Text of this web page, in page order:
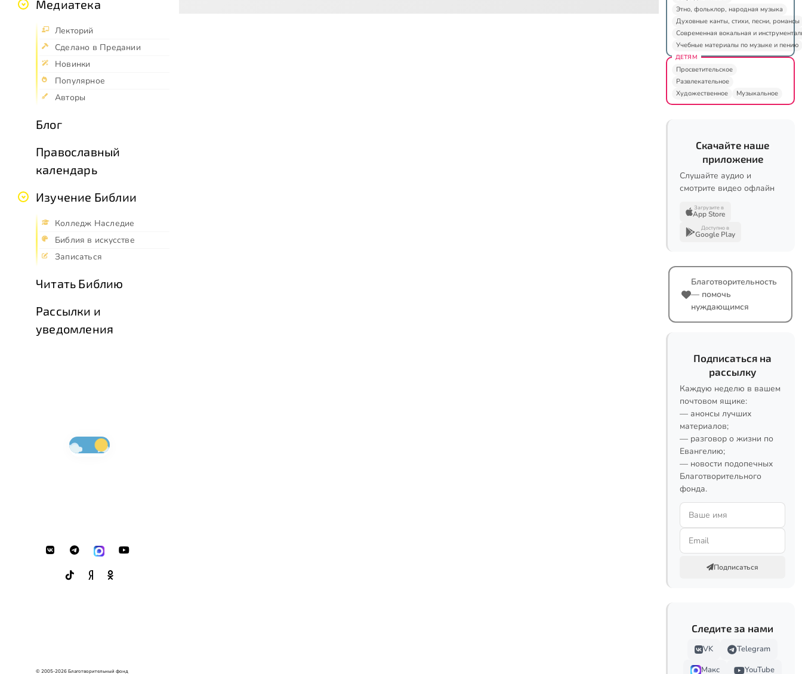
Медиатека
Лекторий
Сделано в Предании
Новинки
Популярное
Авторы
Блог
Православный
календарь
Изучение Библии
Колледж Наследие
Библия в искусстве
Записаться
Читать Библию
Рассылки и
уведомления
© 2005-2026 Благотворительный фонд
Этно, фольклор, народная музыка
Духовные канты, стихи, песни, романсы
Современная вокальная и
Учебные материалы по музыке и пению
ДЕТЯМ
Просветительское
Развлекательное
Художественное
Музыкальное
Скачайте наше
приложение
Слушайте аудио и
смотрите видео офлайн
Загрузите в
App Store
Доступно в
Google Play
Благотворительность
— помочь
нуждающимся
Подписаться на
рассылку
Каждую неделю в вашем
почтовом ящике:
— анонсы лучших
материалов;
— разговор о жизни по
Евангелию;
— новости подопечных
Благотворительного
фонда.
Подписаться
Следите за нами
VK
Telegram
Макс
YouTube